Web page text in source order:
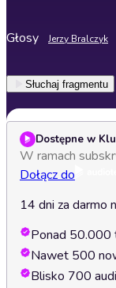
Głosy Jerzy Bralczyk
Słuchaj fragmentu
Dostępne w
W ramach
Dołącz do
14 dni za darmo
Ponad 50.000
Nawet 500
Blisko 700